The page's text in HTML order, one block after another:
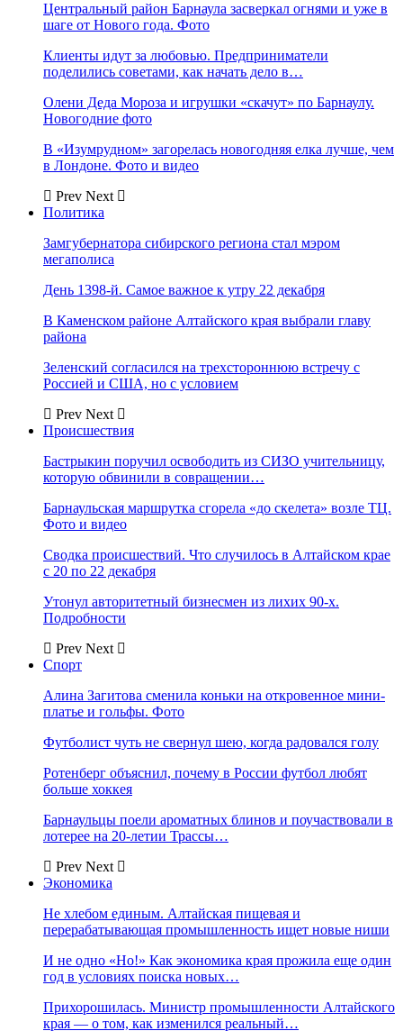
Центральный район Барнаула засверкал огнями и уже в
шаге от Нового года. Фото
Клиенты идут за любовью. Предприниматели
поделились советами, как начать дело в…
Олени Деда Мороза и игрушки «скачут» по Барнаулу.
Новогодние фото
В «Изумрудном» загорелась новогодняя елка лучше, чем
в Лондоне. Фото и видео
Prev Next
Политика
Замгубернатора сибирского региона стал мэром
мегаполиса
День 1398-й. Самое важное к утру 22 декабря
В Каменском районе Алтайского края выбрали главу
района
Зеленский согласился на трехстороннюю встречу с
Россией и США, но с условием
Prev Next
Происшествия
Бастрыкин поручил освободить из СИЗО учительницу,
которую обвинили в совращении…
Барнаульская маршрутка сгорела «до скелета» возле ТЦ.
Фото и видео
Сводка происшествий. Что случилось в Алтайском крае
с 20 по 22 декабря
Утонул авторитетный бизнесмен из лихих 90-х.
Подробности
Prev Next
Спорт
Алина Загитова сменила коньки на откровенное мини-
платье и гольфы. Фото
Футболист чуть не свернул шею, когда радовался голу
Ротенберг объяснил, почему в России футбол любят
больше хоккея
Барнаульцы поели ароматных блинов и поучаствовали в
лотерее на 20-летии Трассы…
Prev Next
Экономика
Не хлебом единым. Алтайская пищевая и
перерабатывающая промышленность ищет новые ниши
И не одно «Но!» Как экономика края прожила еще один
год в условиях поиска новых…
Прихорошилась. Министр промышленности Алтайского
края — о том, как изменился реальный…